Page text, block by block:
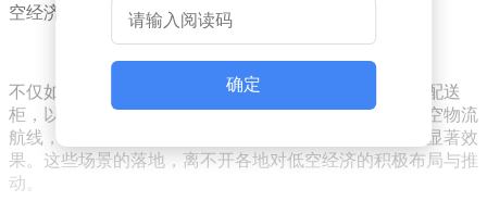
空经济在高效物流方面的巨大潜力。
不仅如此，福州电信与城投公司合作部署的无人机智能配送
柜，以及陕西省西咸新区无人机试飞基地至秦创原的低空物流
航线，都进一步证明了低空经济在提升物流效率方面的显著效
果。这些场景的落地，离不开各地对低空经济的积极布局与推
动。
确定